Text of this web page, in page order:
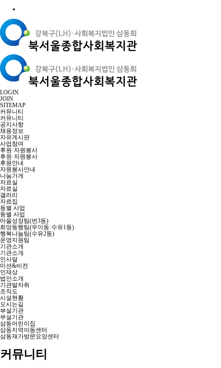
LOGIN
JOIN
SITEMAP
커뮤니티
커뮤니티
공지사항
채용정보
자유게시판
사업참여
후원·자원봉사
후원·자원봉사
후원안내
자원봉사안내
나눔가게
자료실
자료실
갤러리
자료집
동별 사업
동별 사업
마을성장팀(번3동)
희망동행팀(우이동·수유1동)
행복나눔팀(수유2동)
운영지원팀
기관소개
기관소개
인사말
미션&비전
인재상
법인소개
기관발자취
조직도
시설현황
오시는길
부설기관
부설기관
삼동어린이집
삼동지역아동센터
삼동재가방문요양센터
커뮤니티